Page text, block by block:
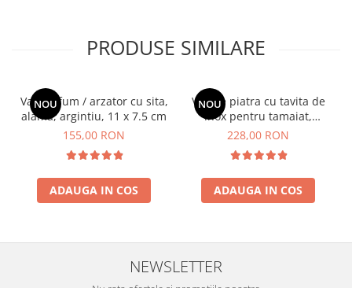
PRODUSE SIMILARE
NOU
Vas de fum / arzator cu sita,
alama, argintiu, 11 x 7.5 cm
155,00 RON
ADAUGA IN COS
NOU
Vas de piatra cu tavita de
inox pentru tamaiat,
Mandala
228,00 RON
ADAUGA IN COS
NEWSLETTER